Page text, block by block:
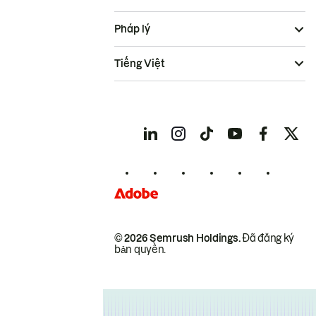
© 2026 Semrush Holdings.Đã đăng ký
bản quyền.
Pháp lý
Tiếng Việt